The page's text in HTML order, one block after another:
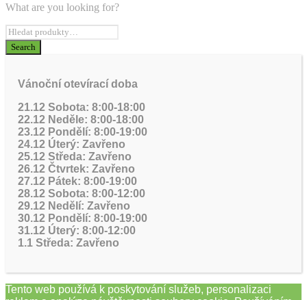
What are you looking for?
Vánoční otevírací doba
21.12 Sobota: 8:00-18:00
22.12 Neděle: 8:00-18:00
23.12 Pondělí: 8:00-19:00
24.12 Úterý: Zavřeno
25.12 Středa: Zavřeno
26.12 Čtvrtek: Zavřeno
27.12 Pátek: 8:00-19:00
28.12 Sobota: 8:00-12:00
29.12 Nedělí: Zavřeno
30.12 Pondělí: 8:00-19:00
31.12 Úterý: 8:00-12:00
1.1 Středa: Zavřeno
Tento web používá k poskytování služeb, personalizaci